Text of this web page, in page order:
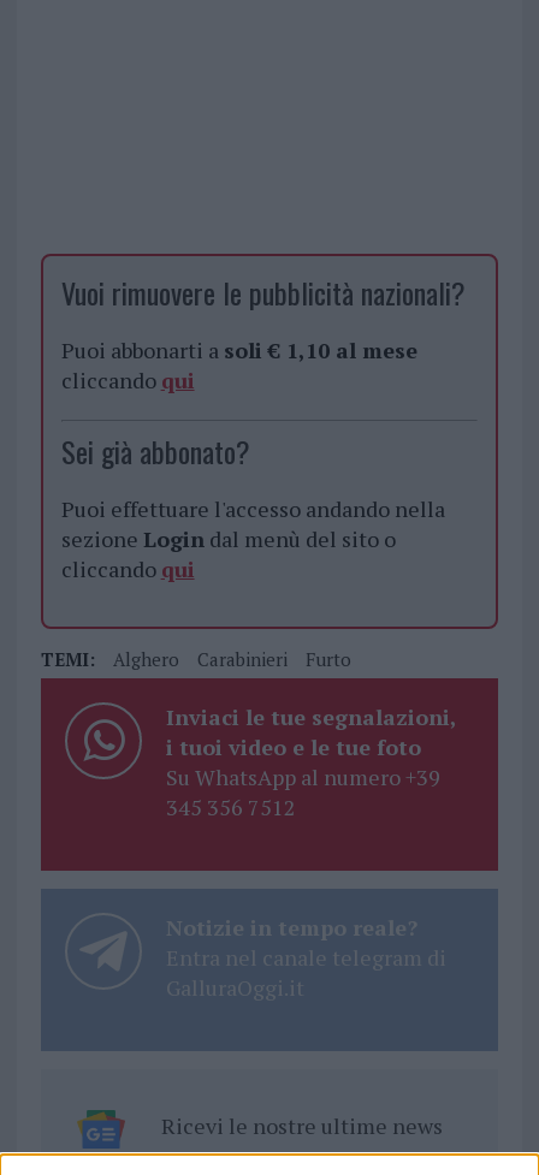
Vuoi rimuovere le pubblicità nazionali?
Puoi abbonarti a soli € 1,10 al mese
cliccando qui
Sei già abbonato?
Puoi effettuare l'accesso andando nella
sezione Login dal menù del sito o
cliccando qui
TEMI: Alghero Carabinieri Furto
Inviaci le tue segnalazioni,
i tuoi video e le tue foto
Su WhatsApp al numero +39
345 356 7512
Notizie in tempo reale?
Entra nel canale telegram di
GalluraOggi.it
Ricevi le nostre ultime news